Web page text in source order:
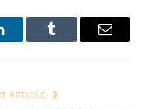
Tumblr Email
ARTICLE